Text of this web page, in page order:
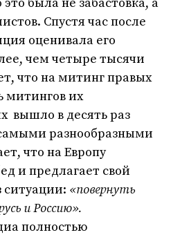
Спустя час после
оценивала его
чем четыре тысячи
что на митинг правых
митингов их
вышло в десять раз
разнообразными
что на Европу
и предлагает свой
ситуации: «повернуть
и Россию».
полностью